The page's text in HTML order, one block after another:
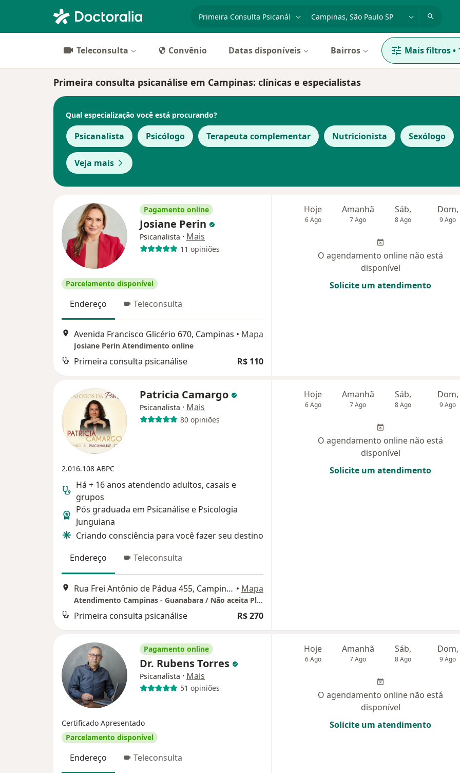
especialidade, doença ou nome
Teleconsulta Convênio Datas disponíveis Bairros Mais filtros•
Primeira consulta psicanálise em Campinas: clínicas e especialistas
Qual especialização você está procurando?
Psicanalista Psicólogo Terapeuta complementar Nutricionista Sexólogo
Veja mais
Pagamento online
Josiane Perin
Psicanalista · Mais
11 opiniões
Parcelamento disponível
Endereço Teleconsulta
Avenida Francisco Glicério 670, Campinas • Mapa
Josiane Perin Atendimento online
Primeira consulta psicanálise R$ 110
Hoje
6 Ago
Amanhã
7 Ago
Sáb,
8 Ago
Dom,
9 Ago
O agendamento online não está
disponível
Solicite um atendimento
Patricia Camargo
Psicanalista · Mais
80 opiniões
2.016.108 ABPC
Há + 16 anos atendendo adultos, casais e
grupos
Pós graduada em Psicanálise e Psicologia
Junguiana
Criando consciência para você fazer seu destino
Endereço
Teleconsulta
Rua Frei Antônio de Pádua 455, Campinas • Mapa
Atendimento Campinas - Guanabara / Não aceita Plano de Saúde
Primeira consulta psicanálise R$ 270
Hoje
6 Ago
Amanhã
7 Ago
Sáb,
8 Ago
Dom,
9 Ago
O agendamento online não está
disponível
Solicite um atendimento
Pagamento online
Dr. Rubens Torres
Psicanalista · Mais
51 opiniões
Certificado Apresentado
Parcelamento disponível
Endereço Teleconsulta
Hoje
6 Ago
Amanhã
7 Ago
Sáb,
8 Ago
Dom,
9 Ago
O agendamento online não está
disponível
Solicite um atendimento